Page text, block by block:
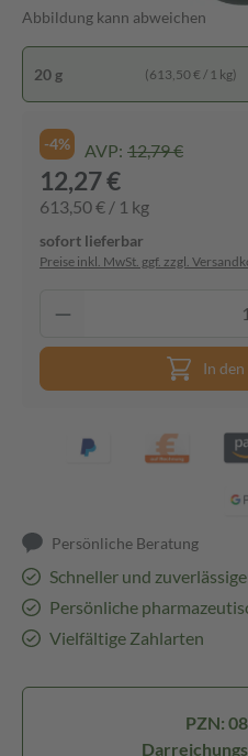
Abbildung kann abweichen
20 g (613,50 € / 1 kg)
-4% AVP: 12,79 €
12,27 €
613,50 € / 1 kg
sofort lieferbar
Preise inkl. MwSt. ggf. zzgl.
In
Persönliche Beratung
Schneller und
Persönliche
Vielfältige Zahlarten
PZN: